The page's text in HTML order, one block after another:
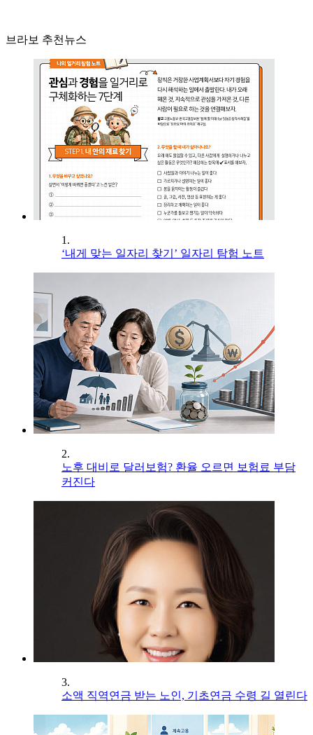
브라보 추천뉴스
1.
‘내게 맞는 일자리 찾기’ 일자리 탐험 노트
2.
노후 대비로 달러보험? 환율 오르면 보험료 부담
커진다
3.
소액 직역연금 받는 노인, 기초연금 수령 길 열린다